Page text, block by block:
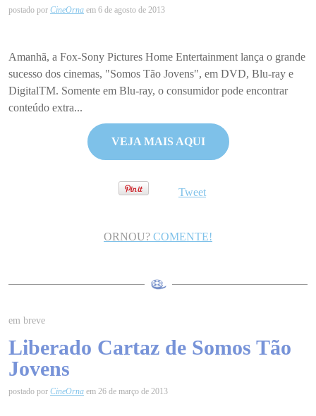
postado por CineOrna em 6 de agosto de 2013
Amanhã, a Fox-Sony Pictures Home Entertainment lança o grande
sucesso dos cinemas, "Somos Tão Jovens", em DVD, Blu-ray e
DigitalTM. Somente em Blu-ray, o consumidor pode encontrar
conteúdo extra...
VEJA MAIS AQUI
Tweet
ORNOU? COMENTE!
em breve
Liberado Cartaz de Somos Tão
Jovens
postado por CineOrna em 26 de março de 2013